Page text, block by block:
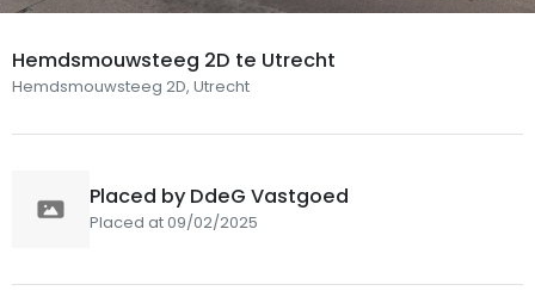
Hemdsmouwsteeg 2D te Utrecht
Hemdsmouwsteeg 2D, Utrecht
Placed by DdeG Vastgoed
Placed at 09/02/2025